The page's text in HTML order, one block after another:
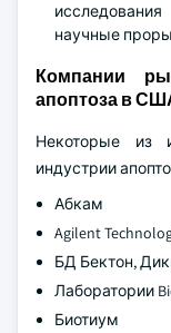
научные
Компании
апоптоза в
Некоторые из
индустрии
Абкам
Agilent
БД Бектон,
Лаборатории
Биотиум